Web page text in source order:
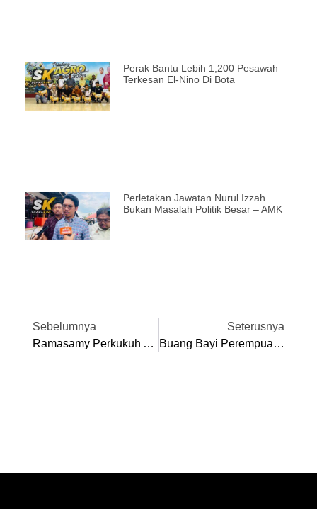
Perak Bantu Lebih 1,200 Pesawah
Terkesan El-Nino Di Bota
Perletakan Jawatan Nurul Izzah
Bukan Masalah Politik Besar – AMK
Sebelumnya
Ramasamy Perkukuh Akar Umbi Parti, Ketengah Isu, Aspirasi Masyarakat India
Seterusnya
Buang Bayi Perempuan Baru Lahir Di Tepi Sungai, Lelaki Warga Nepal Ditahan